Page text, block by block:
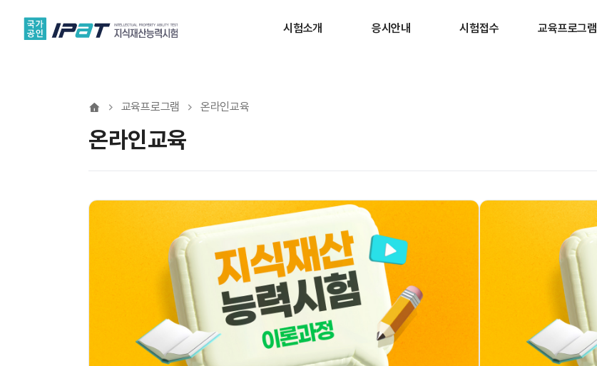
시험소개 응시안내 시험접수 교육프로그램
교육프로그램 온라인교육
온라인교육